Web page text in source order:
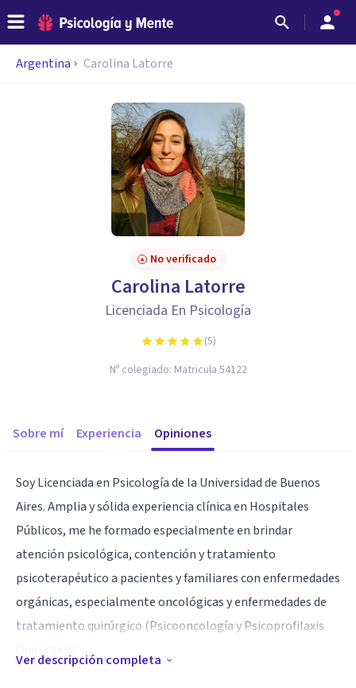
Argentina Carolina Latorre
No verificado
Carolina Latorre
Licenciada En Psicología
(5)
Nº colegiado: Matricula 54122
Sobre mí Experiencia Opiniones
Soy Licenciada en Psicología de la Universidad de Buenos
Aires. Amplia y sólida experiencia clínica en Hospitales
Públicos, me he formado especialmente en brindar
atención psicológica, contención y tratamiento
psicoterapéutico a pacientes y familiares con enfermedades
orgánicas, especialmente oncológicas y enfermedades de
tratamiento quirúrgico (Psicooncología y Psicoprofilaxis
Ver descripción completa